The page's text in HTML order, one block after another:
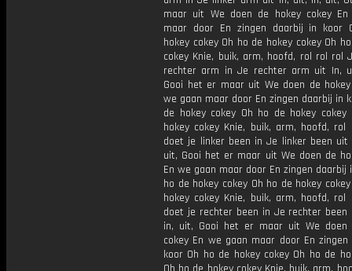
maar uit We doen de hokey cokey
maar door En zingen daarbij in koor
hokey cokey Oh ho de hokey cokey Oh
cokey Knie, buik, arm, hoofd, rol rol rol
rechter arm in Je rechter arm uit In,
Gooi het er maar uit We doen de hokey
we gaan maar door En zingen daarbij in
de hokey cokey Oh ho de hokey cokey
hokey cokey Knie, buik, arm, hoofd,
doet je linker been in Je linker been uit
uit, Gooi het er maar uit We doen de
En we gaan maar door En zingen daarbij
ho de hokey cokey Oh ho de hokey
hokey cokey Knie, buik, arm, hoofd,
doet je rechter been in Je rechter been
in, uit, Gooi het er maar uit We doen
cokey En we gaan maar door En
koor Oh ho de hokey cokey Oh ho de